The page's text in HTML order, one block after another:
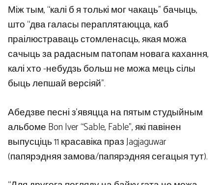
Між тым, “калі б я толькі мог чакаць” бачыць,
што “два галасы пераплятаюцца, каб
праілюстраваць стомленасць, якая можа
сачыць за радасным патопам новага кахання,
калі хто -небудзь больш не можа мець сілы
быць лепшай версіяй”.
Абедзве песні з’явяцца на пятым студыйным
альбоме Bon Iver “Sable, Fable”, які павінен
выпусціць 11 красавіка праз Jagjaguwar
(папярэдняя замова/папярэдняя сегацыя тут).